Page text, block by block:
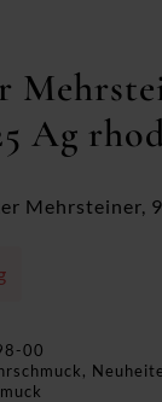
Ag
Mehrsteiner,
00
,